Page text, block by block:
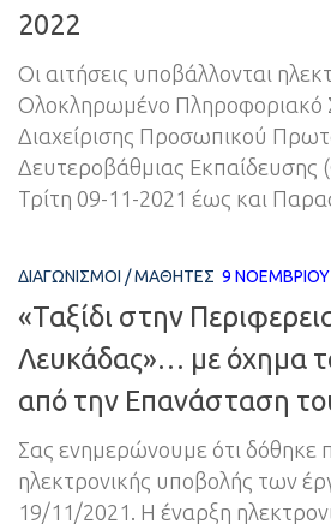
2022
Οι αιτήσεις υποβάλλονται
Ολοκληρωμένο Πληροφοριακό
Διαχείρισης Προσωπικού
Δευτεροβάθμιας
Τρίτη 09-11-2021 έως και
ΔΙΑΓΩΝΙΣΜΟΊ /ΜΑΘΗΤΈΣ 9 ΝΟΕΜΒΡΊΟΥ
«Ταξίδι στην
Λευκάδας»… με όχημα
από την Επανάσταση
Σας ενημερώνουμε ότι δόθηκε
ηλεκτρονικής υποβολής των
19/11/2021. Η έναρξη